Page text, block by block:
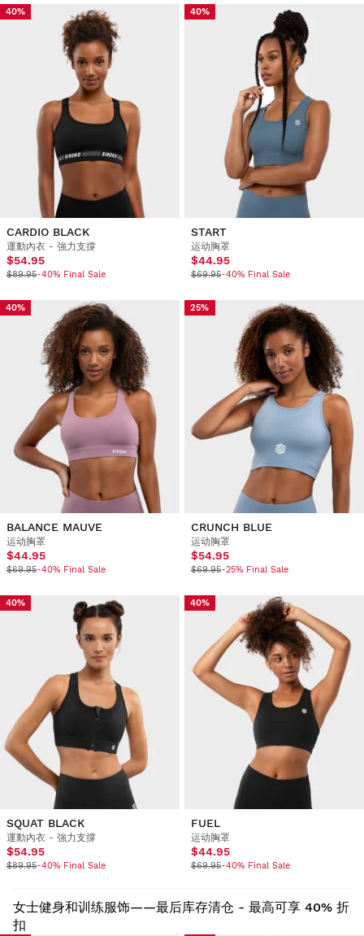
40%
CARDIO BLACK
運動內衣 - 強力支撐
$54.95
$89.95-40% Final Sale
40%
START
运动胸罩
$44.95
$69.95-40% Final Sale
40%
BALANCE MAUVE
运动胸罩
$44.95
$69.95-40% Final Sale
25%
CRUNCH BLUE
运动胸罩
$54.95
$69.95-25% Final Sale
40%
SQUAT BLACK
運動內衣 - 強力支撐
$54.95
$89.95-40% Final Sale
40%
FUEL
运动胸罩
$44.95
$69.95-40% Final Sale
女士健身和训练服饰——最后库存清仓 - 最高可享 40% 折
扣